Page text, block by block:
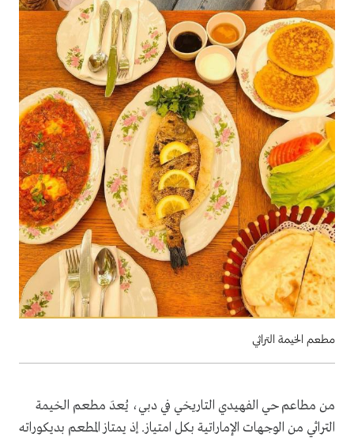
مطعم الخيمة التراثي
من مطاعم حي الفهيدي التاريخي في دبي، يُعدَ مطعم الخيمة
التراثي من الوجهات الإماراتية بكل امتياز. إذ يمتاز المطعم بديكوراته